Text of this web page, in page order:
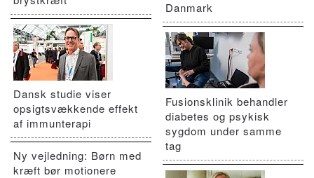
Dansk studie viser
opsigtsvækkende effekt
af immunterapi
Ny vejledning: Børn med
kræft bør motionere
Danmark
Fusionsklinik behandler
diabetes og psykisk
sygdom under samme
tag